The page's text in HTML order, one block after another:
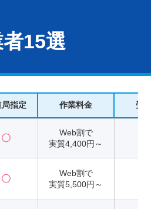
15選
指定 作業料金 受
〇
Web割で
実質4,400円～
〇
Web割で
実質5,500円～